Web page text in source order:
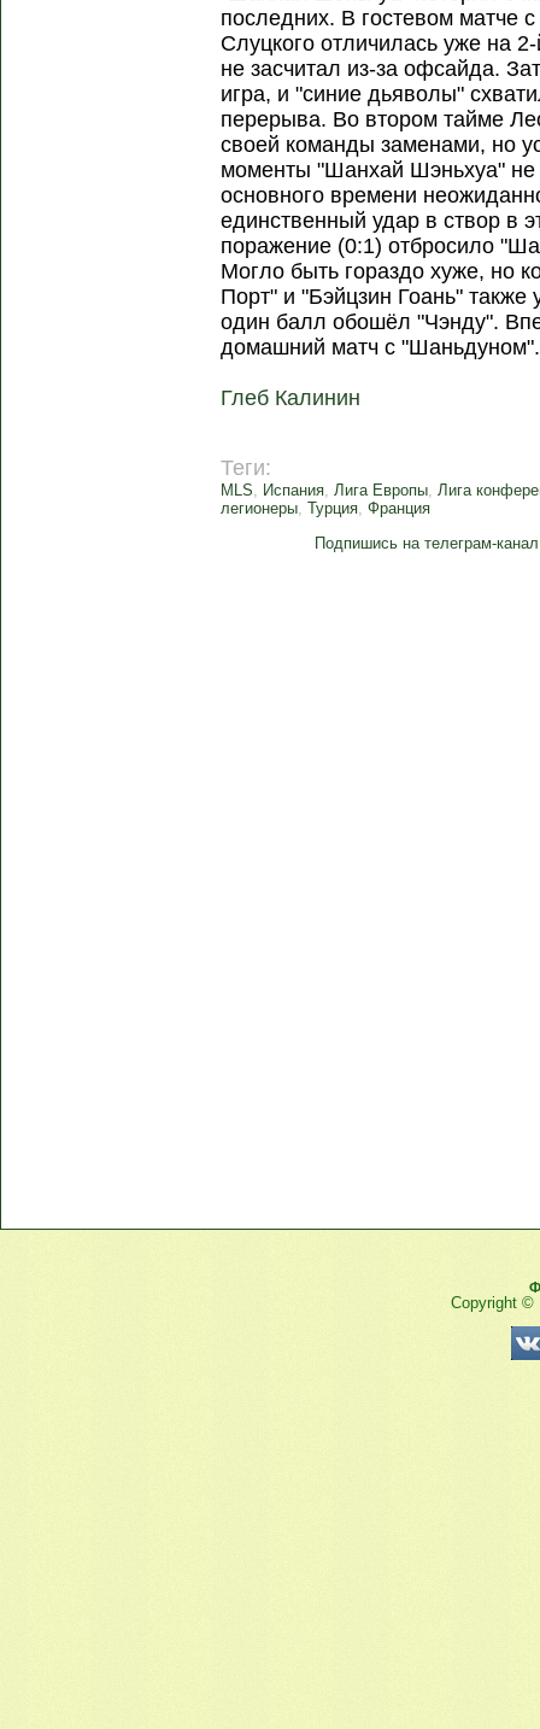
последних. В гостевом матче
Слуцкого отличилась уже на
не засчитал из-за офсайда.
игра, и "синие дьяволы"
перерыва. Во втором тайме
своей команды заменами, но
моменты "Шанхай Шэньхуа" не
основного времени
единственный удар в створ в
поражение (0:1) отбросило
Могло быть гораздо хуже, но
Порт" и "Бэйцзин Гоань"
один балл обошёл "Чэнду".
домашний матч с
Глеб Калинин
Теги:
MLS, Испания,Лига Европы,Лига
легионеры,Турция,Франция
Подпишись на телеграм-
Copyright ©